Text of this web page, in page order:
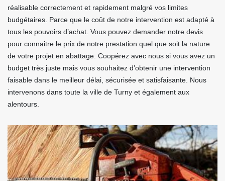
réalisable correctement et rapidement malgré vos limites
budgétaires. Parce que le coût de notre intervention est adapté à
tous les pouvoirs d’achat. Vous pouvez demander notre devis
pour connaitre le prix de notre prestation quel que soit la nature
de votre projet en abattage. Coopérez avec nous si vous avez un
budget très juste mais vous souhaitez d’obtenir une intervention
faisable dans le meilleur délai, sécurisée et satisfaisante. Nous
intervenons dans toute la ville de Turny et également aux
alentours.